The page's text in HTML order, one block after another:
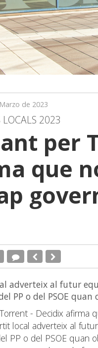
de 2023
LOCALS 2023
per
que
adverteix al futur
PP o del PSOE
- Decidix afirma
local adverteix al
PP o del PSOE quan